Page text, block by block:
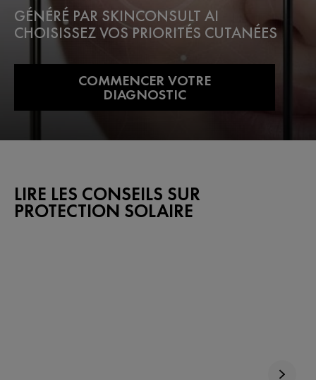
GÉNÉRÉ PAR SKINCONSULT AI
CHOISISSEZ VOS PRIORITÉS CUTANÉES
COMMENCER VOTRE
DIAGNOSTIC
LIRE LES CONSEILS SUR
PROTECTION SOLAIRE​